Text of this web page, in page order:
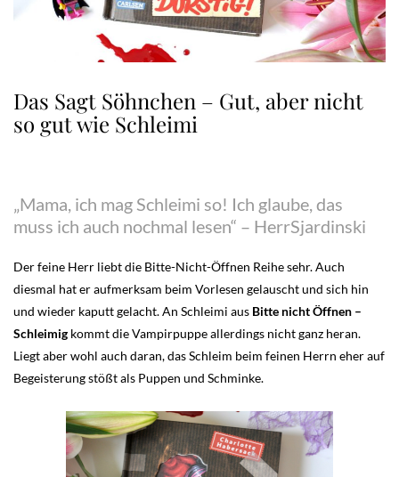
Das Sagt Söhnchen – Gut, aber nicht
so gut wie Schleimi
„Mama, ich mag Schleimi so! Ich glaube, das
muss ich auch nochmal lesen“ – HerrSjardinski
Der feine Herr liebt die Bitte-Nicht-Öffnen Reihe sehr. Auch
diesmal hat er aufmerksam beim Vorlesen gelauscht und sich hin
und wieder kaputt gelacht. An Schleimi aus Bitte nicht Öffnen –
Schleimig kommt die Vampirpuppe allerdings nicht ganz heran.
Liegt aber wohl auch daran, das Schleim beim feinen Herrn eher auf
Begeisterung stößt als Puppen und Schminke.